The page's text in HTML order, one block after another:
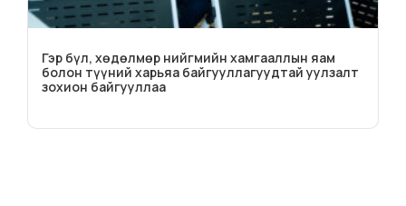
Гэр бүл, хөдөлмөр нийгмийн хамгааллын яам
болон түүний харьяа байгууллагуудтай уулзалт
зохион байгууллаа